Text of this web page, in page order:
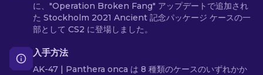
に、"Operation Broken Fang" アップデートで追加され
た Stockholm 2021 Ancient 記念パッケージ ケースの一
部として CS2 に登場しました。
入手方法
AK-47 | Panthera onca は 8 種類のケースのいずれかか